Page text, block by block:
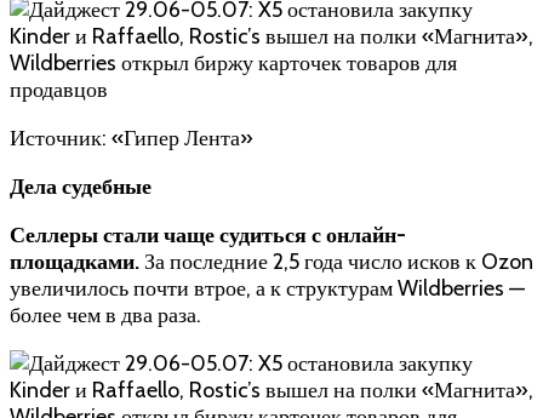
Источник: «Гипер Лента»
Дела судебные
Селлеры стали чаще судиться с онлайн-
площадками.За последние 2,5 года число исков к Ozon
увеличилось почти втрое, а к структурам Wildberries —
более чем в два раза.